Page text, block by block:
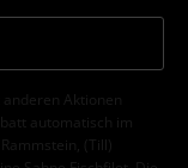
Aktionen
automatisch im
(Till)